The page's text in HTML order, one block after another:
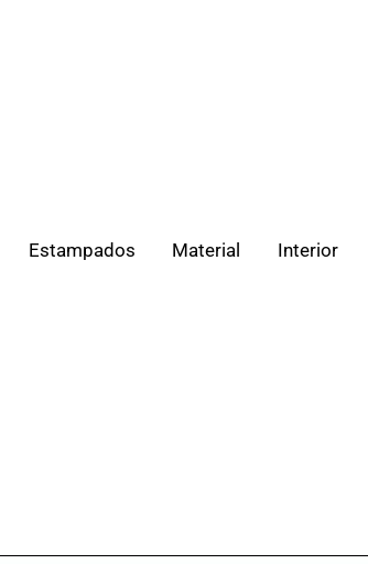
Estampados Material Interior